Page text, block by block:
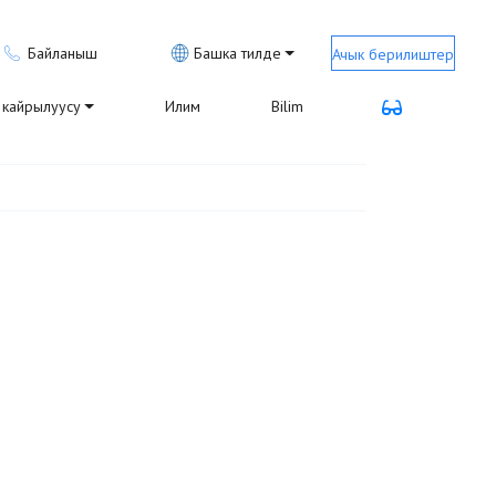
Байланыш Башка тилде Ачык берилиштер
Илим Bilim